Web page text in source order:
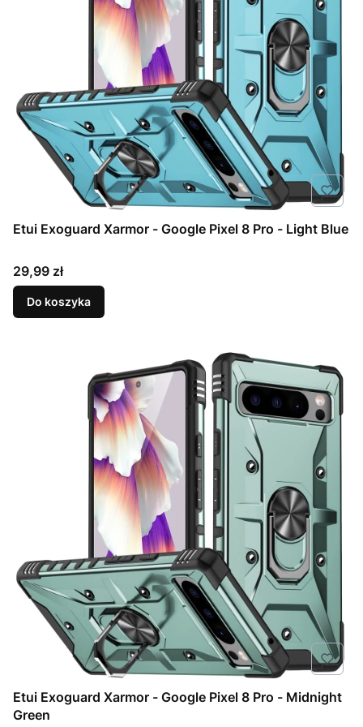
Etui Exoguard Xarmor - Google Pixel 8 Pro - Light Blue
Cena
29,99 zł
Do koszyka
Etui Exoguard Xarmor - Google Pixel 8 Pro - Midnight
Green